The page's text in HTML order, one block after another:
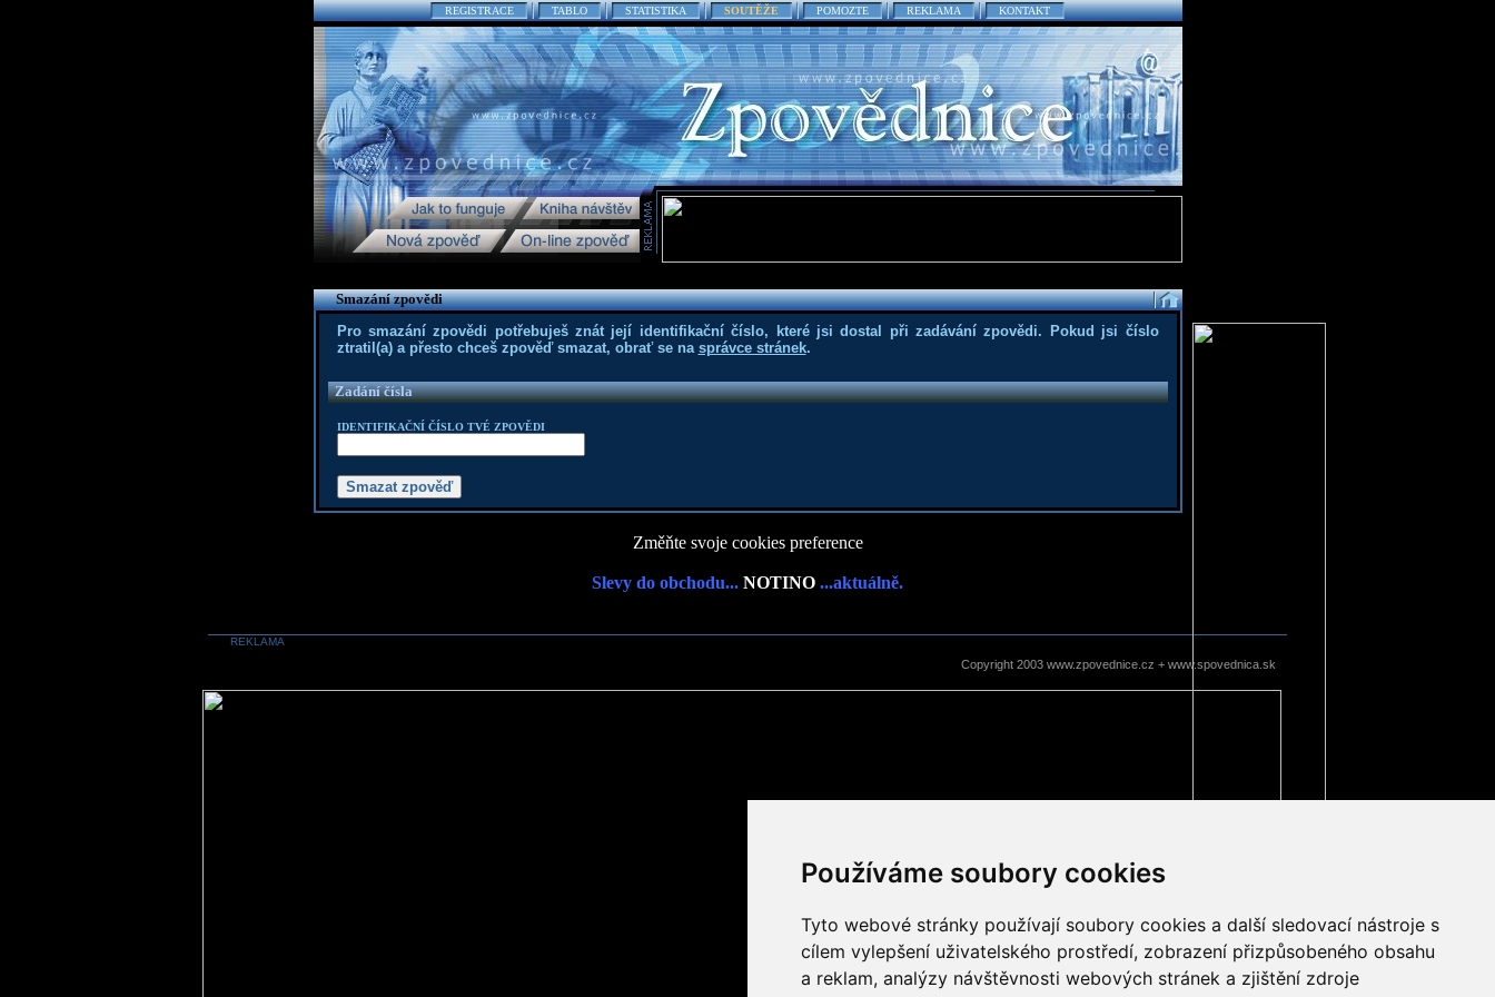
Používáme soubory cookies
Tyto webové stránky používají soubory cookies a další sledovací nástroje s
cílem vylepšení uživatelského prostředí, zobrazení přizpůsobeného obsahu
a reklam, analýzy návštěvnosti webových stránek a zjištění zdroje
REGISTRACE TABLO STATISTIKA SOUTĚŽE POMOZTE REKLAMA KONTAKT
Smazání zpovědi
Pro smazání zpovědi potřebuješ znát její identifikační číslo, které jsi dostal při zadávání zpovědi. Pokud jsi číslo
ztratil(a) a přesto chceš zpověď smazat, obrať se na správce stránek.
Zadání čísla
IDENTIFIKAČNÍ ČÍSLO TVÉ ZPOVĚDI
Změňte svoje cookies preference
Slevy do obchodu... NOTINO ...aktuálně.
REKLAMA
Copyright 2003 www.zpovednice.cz + www.spovednica.sk